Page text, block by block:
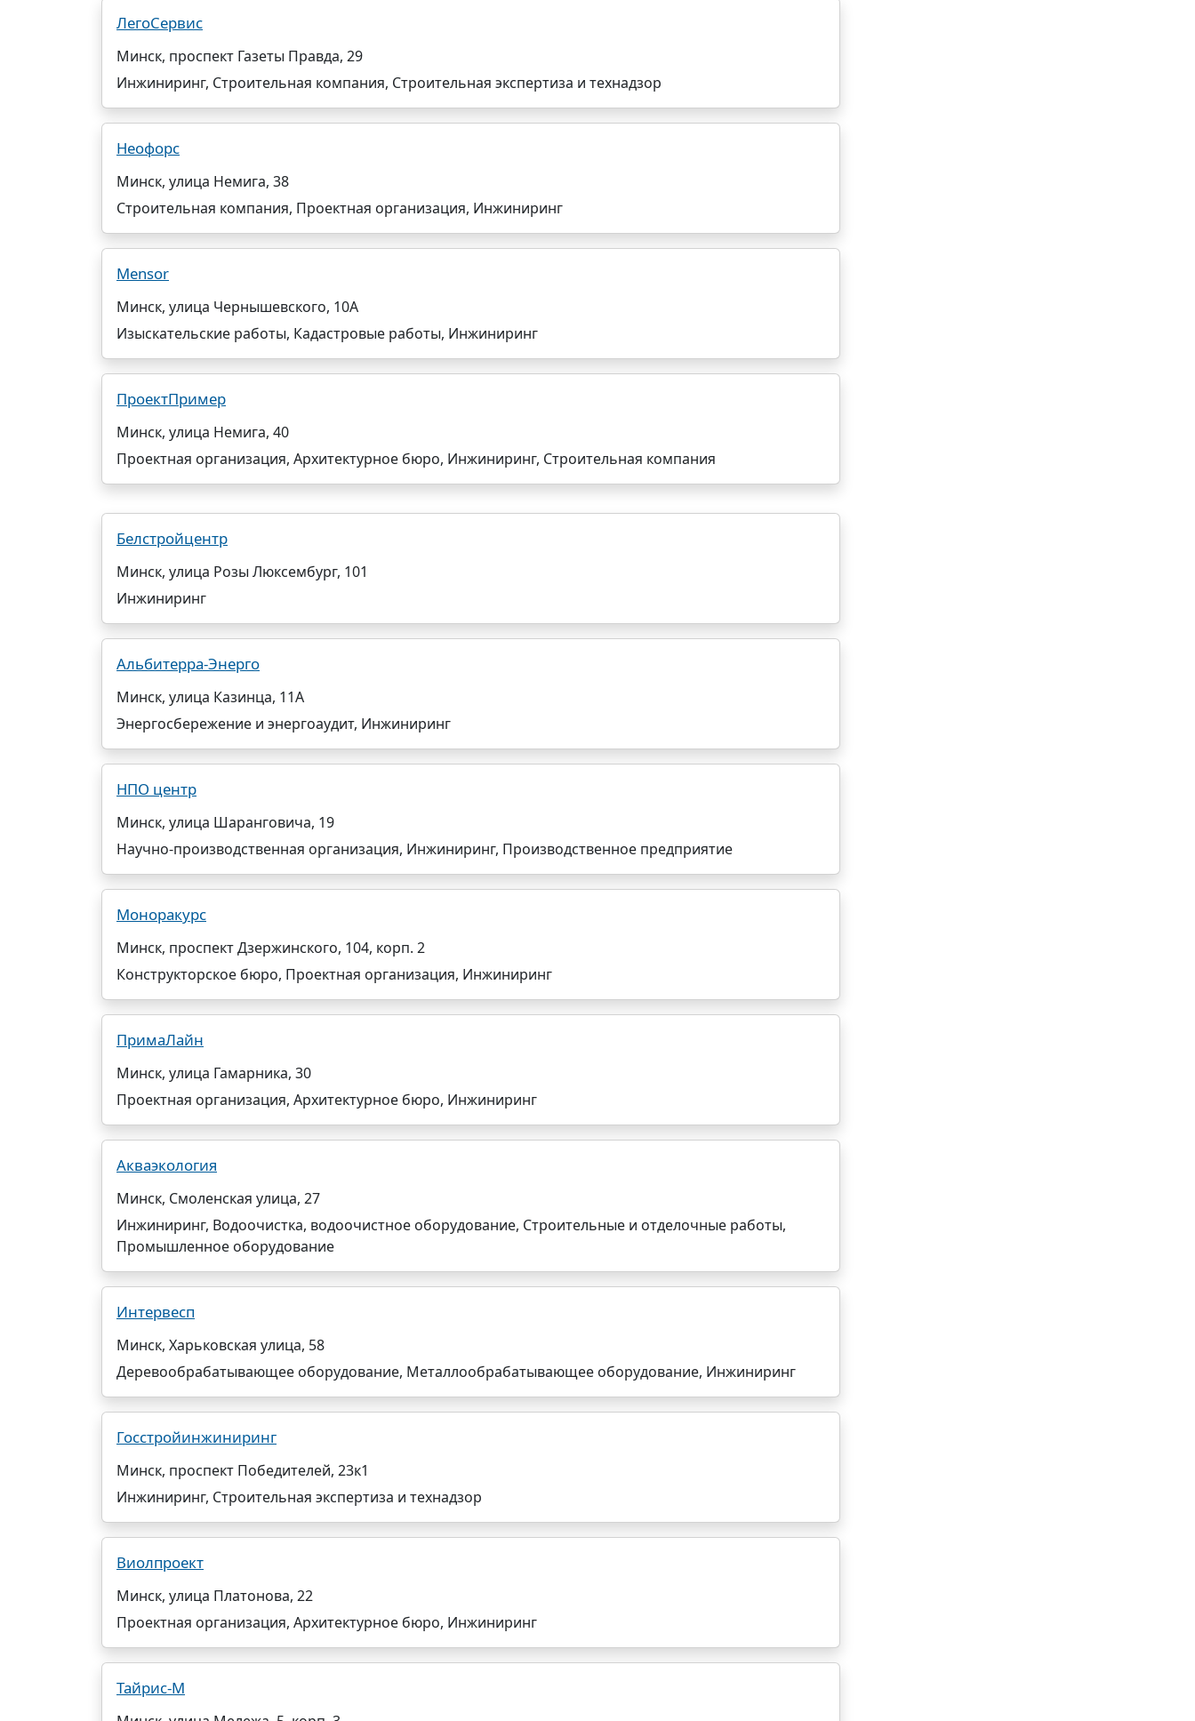
ЛегоСервис
Минск, проспект Газеты Правда, 29
Инжиниринг, Строительная компания, Строительная экспертиза и технадзор
Неофорс
Минск, улица Немига, 38
Строительная компания, Проектная организация, Инжиниринг
Mensor
Минск, улица Чернышевского, 10А
Изыскательские работы, Кадастровые работы, Инжиниринг
ПроектПример
Минск, улица Немига, 40
Проектная организация, Архитектурное бюро, Инжиниринг, Строительная компания
Белстройцентр
Минск, улица Розы Люксембург, 101
Инжиниринг
Альбитерра-Энерго
Минск, улица Казинца, 11А
Энергосбережение и энергоаудит, Инжиниринг
НПО центр
Минск, улица Шаранговича, 19
Научно-производственная организация, Инжиниринг, Производственное предприятие
Моноракурс
Минск, проспект Дзержинского, 104, корп. 2
Конструкторское бюро, Проектная организация, Инжиниринг
ПримаЛайн
Минск, улица Гамарника, 30
Проектная организация, Архитектурное бюро, Инжиниринг
Акваэкология
Минск, Смоленская улица, 27
Инжиниринг, Водоочистка, водоочистное оборудование, Строительные и отделочные работы,
Промышленное оборудование
Интервесп
Минск, Харьковская улица, 58
Деревообрабатывающее оборудование, Металлообрабатывающее оборудование, Инжиниринг
Госстройинжиниринг
Минск, проспект Победителей, 23к1
Инжиниринг, Строительная экспертиза и технадзор
Виолпроект
Минск, улица Платонова, 22
Проектная организация, Архитектурное бюро, Инжиниринг
Тайрис-М